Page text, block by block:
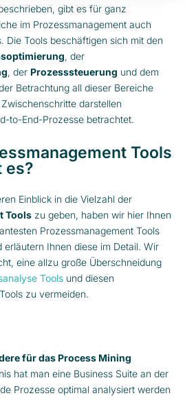
gibt es für ganz
im Prozessmanagement auch
Die Tools beschäftigen sich mit den
, der
, der Prozesssteuerung und dem
Betrachtung all dieser Bereiche
darstellen
to-End-Prozesse betrachtet.
Tools
es?
Einblick in die Vielzahl der
Tools zu geben, haben wir hier Ihnen
Prozessmanagement Tools
erläutern Ihnen diese im Detail. Wir
eine allzu große Überschneidung
Tools und diesen
zu vermeiden.
für das Process Mining
hat man eine Business Suite an der
Prozesse optimal analysiert werden